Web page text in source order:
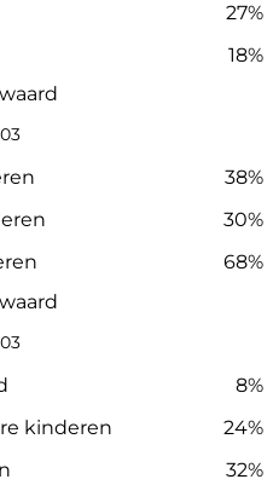
27%
18%
38%
30%
68%
8%
kinderen
24%
32%